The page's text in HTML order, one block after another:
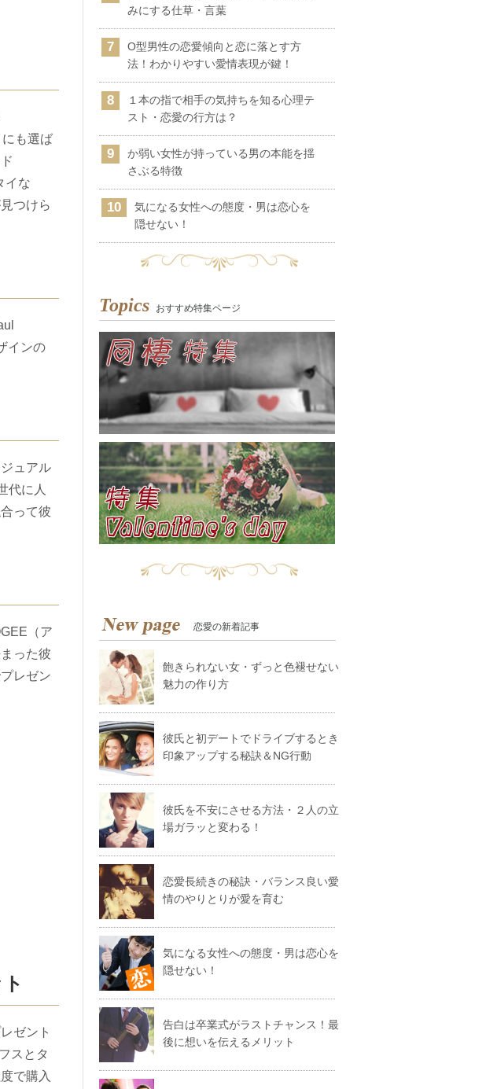
も選ば
イな
つけら
インの
ュアル
代に人
って彼
（ア
った彼
レゼン
ゼント
スとタ
で購入
みにする仕草・言葉
O型男性の恋愛傾向と恋に落とす方
法！わかりやすい愛情表現が鍵！
１本の指で相手の気持ちを知る心理テ
スト・恋愛の行方は？
か弱い女性が持っている男の本能を揺
さぶる特徴
気になる女性への態度・男は恋心を
隠せない！
Topics おすすめ特集ページ
恋愛の新着記事
飽きられない女・ずっと色褪せない
魅力の作り方
彼氏と初デートでドライブするとき
印象アップする秘訣＆NG行動
彼氏を不安にさせる方法・２人の立
場ガラッと変わる！
恋愛長続きの秘訣・バランス良い愛
情のやりとりが愛を育む
気になる女性への態度・男は恋心を
隠せない！
告白は卒業式がラストチャンス！最
後に想いを伝えるメリット